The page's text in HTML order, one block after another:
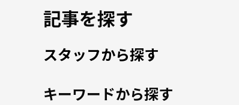
記事を探す
スタッフから探す
キーワードから探す